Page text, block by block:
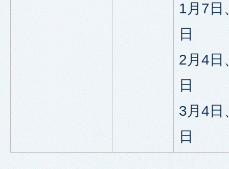
1月7日
日
2月4日
日
3月4日
日